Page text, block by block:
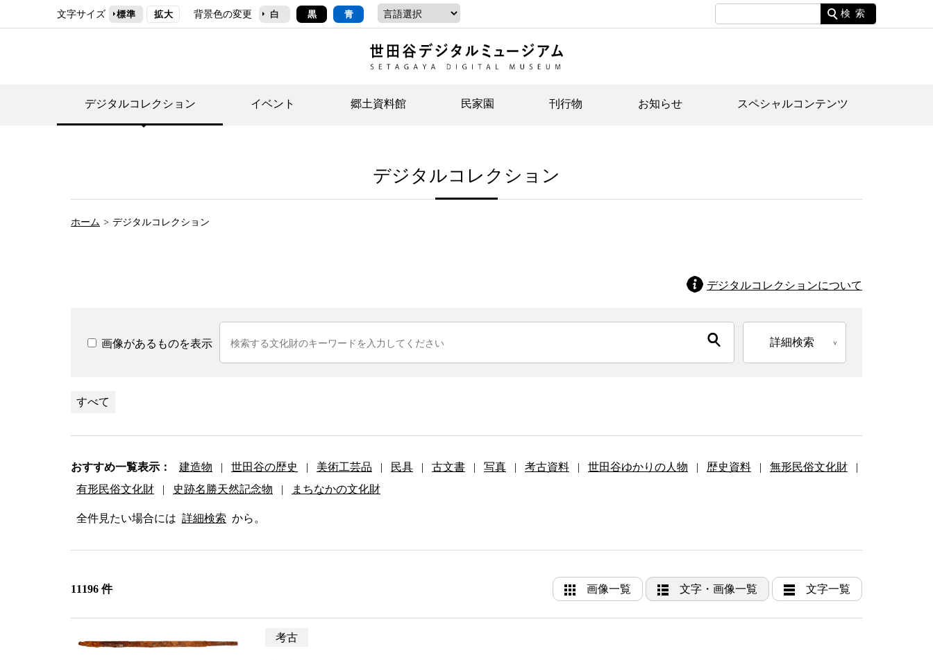
文字サイズ 標準 拡大 背景色の変更 白 黒 青 検索
デジタルコレクション イベント 郷土資料館
イベント
民家園
事業案内(テーマ展示・ボランティアなど) イベント
刊行物 お知らせ スペシャルコンテンツ
ジュニア講座
デジタルコレクション
ホーム デジタルコレクション
デジタルコレクションについて
画像があるものを表示 詳細検索
すべて
おすすめ一覧表示： 建造物 | 世田谷の歴史 | 美術工芸品 | 民具 | 古文書 | 写真 | 考古資料 | 世田谷ゆかりの人物 | 歴史資料 | 無形民俗文化財
|
有形民俗文化財
| 史跡名勝天然記念物 | まちなかの文化財
全件見たい場合には 詳細検索 から。
11196 件 画像一覧 文字・画像一覧 文字一覧
考古